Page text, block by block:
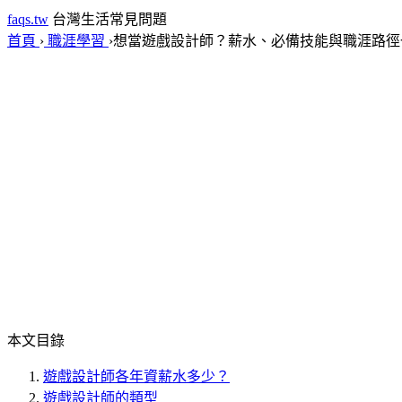
faqs.tw 台灣生活常見問題
首頁 › 職涯學習 ›想當遊戲設計師？薪水、必備技能與職涯路
本文目錄
遊戲設計師各年資薪水多少？
遊戲設計師的類型